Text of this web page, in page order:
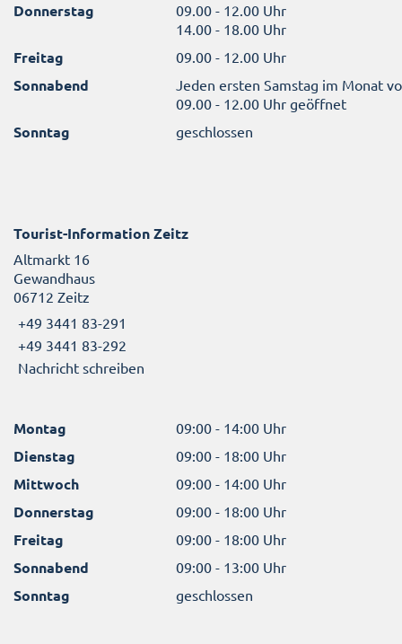
Donnerstag
09.00 - 12.00 Uhr
14.00 - 18.00 Uhr
Freitag 09.00 - 12.00 Uhr
Sonnabend
Jeden ersten Samstag im Monat
09.00 - 12.00 Uhr geöffnet
Sonntag geschlossen
Tourist-Information Zeitz
Altmarkt 16
Gewandhaus
06712 Zeitz
+49 3441 83-291
+49 3441 83-292
Nachricht schreiben
Montag 09:00 - 14:00 Uhr
Dienstag 09:00 - 18:00 Uhr
Mittwoch 09:00 - 14:00 Uhr
Donnerstag 09:00 - 18:00 Uhr
Freitag 09:00 - 18:00 Uhr
Sonnabend 09:00 - 13:00 Uhr
Sonntag geschlossen